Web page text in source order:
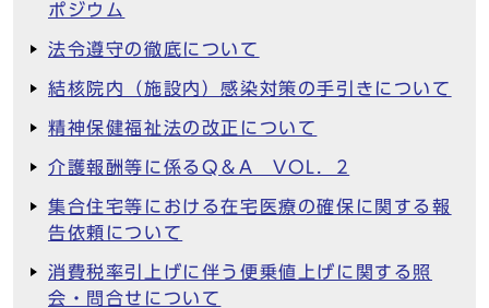
ポジウム
法令遵守の徹底について
結核院内（施設内）感染対策の手引きについて
精神保健福祉法の改正について
介護報酬等に係るQ＆A VOL．2
集合住宅等における在宅医療の確保に関する報
告依頼について
消費税率引上げに伴う便乗値上げに関する照
会・問合せについて